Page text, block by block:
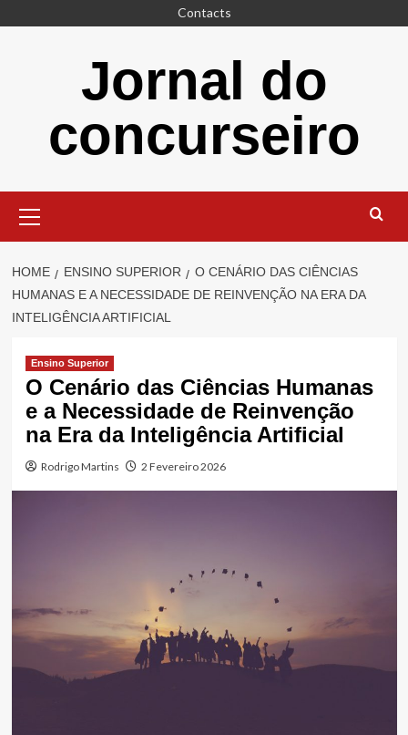
Contacts
Jornal do
concurseiro
Menu
HOME ENSINO SUPERIOR
O CENÁRIO DAS CIÊNCIAS
HUMANAS E A NECESSIDADE DE REINVENÇÃO NA ERA DA
INTELIGÊNCIA ARTIFICIAL
Ensino Superior
O Cenário das Ciências Humanas
e a Necessidade de Reinvenção
na Era da Inteligência Artificial
Rodrigo Martins 2 Fevereiro 2026